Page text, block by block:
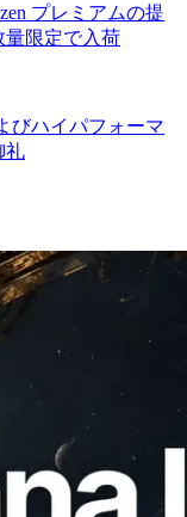
プレミアムの提
量限定で入荷
びハイパフォーマ
礼